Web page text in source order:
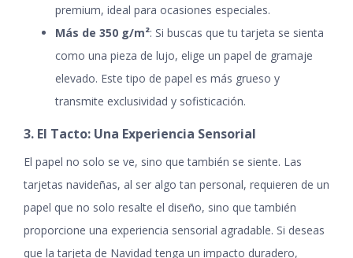
premium, ideal para ocasiones especiales.
Más de 350 g/m²: Si buscas que tu tarjeta se sienta
como una pieza de lujo, elige un papel de gramaje
elevado. Este tipo de papel es más grueso y
transmite exclusividad y sofisticación.
3. El Tacto: Una Experiencia Sensorial
El papel no solo se ve, sino que también se siente. Las
tarjetas navideñas, al ser algo tan personal, requieren de un
papel que no solo resalte el diseño, sino que también
proporcione una experiencia sensorial agradable. Si deseas
que la tarjeta de Navidad tenga un impacto duradero,